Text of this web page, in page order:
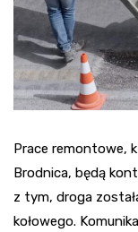
Prace remontowe,
Brodnica, będą
z tym, droga
kołowego.